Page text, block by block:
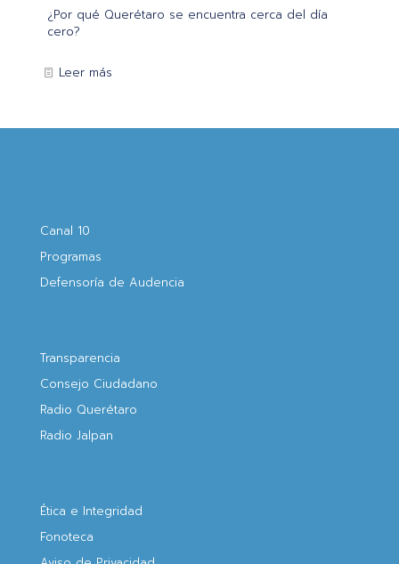
¿Por qué Querétaro se encuentra cerca del día
cero?
Leer más
Canal 10
Programas
Defensoría de Audencia
Transparencia
Consejo Ciudadano
Radio Querétaro
Radio Jalpan
Ética e Integridad
Fonoteca